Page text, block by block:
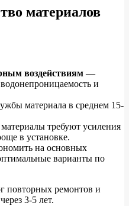
материалов
воздействиям —
и
материала в среднем 15-
требуют усиления
в установке.
на основных
варианты по
повторных ремонтов и
3-5 лет.